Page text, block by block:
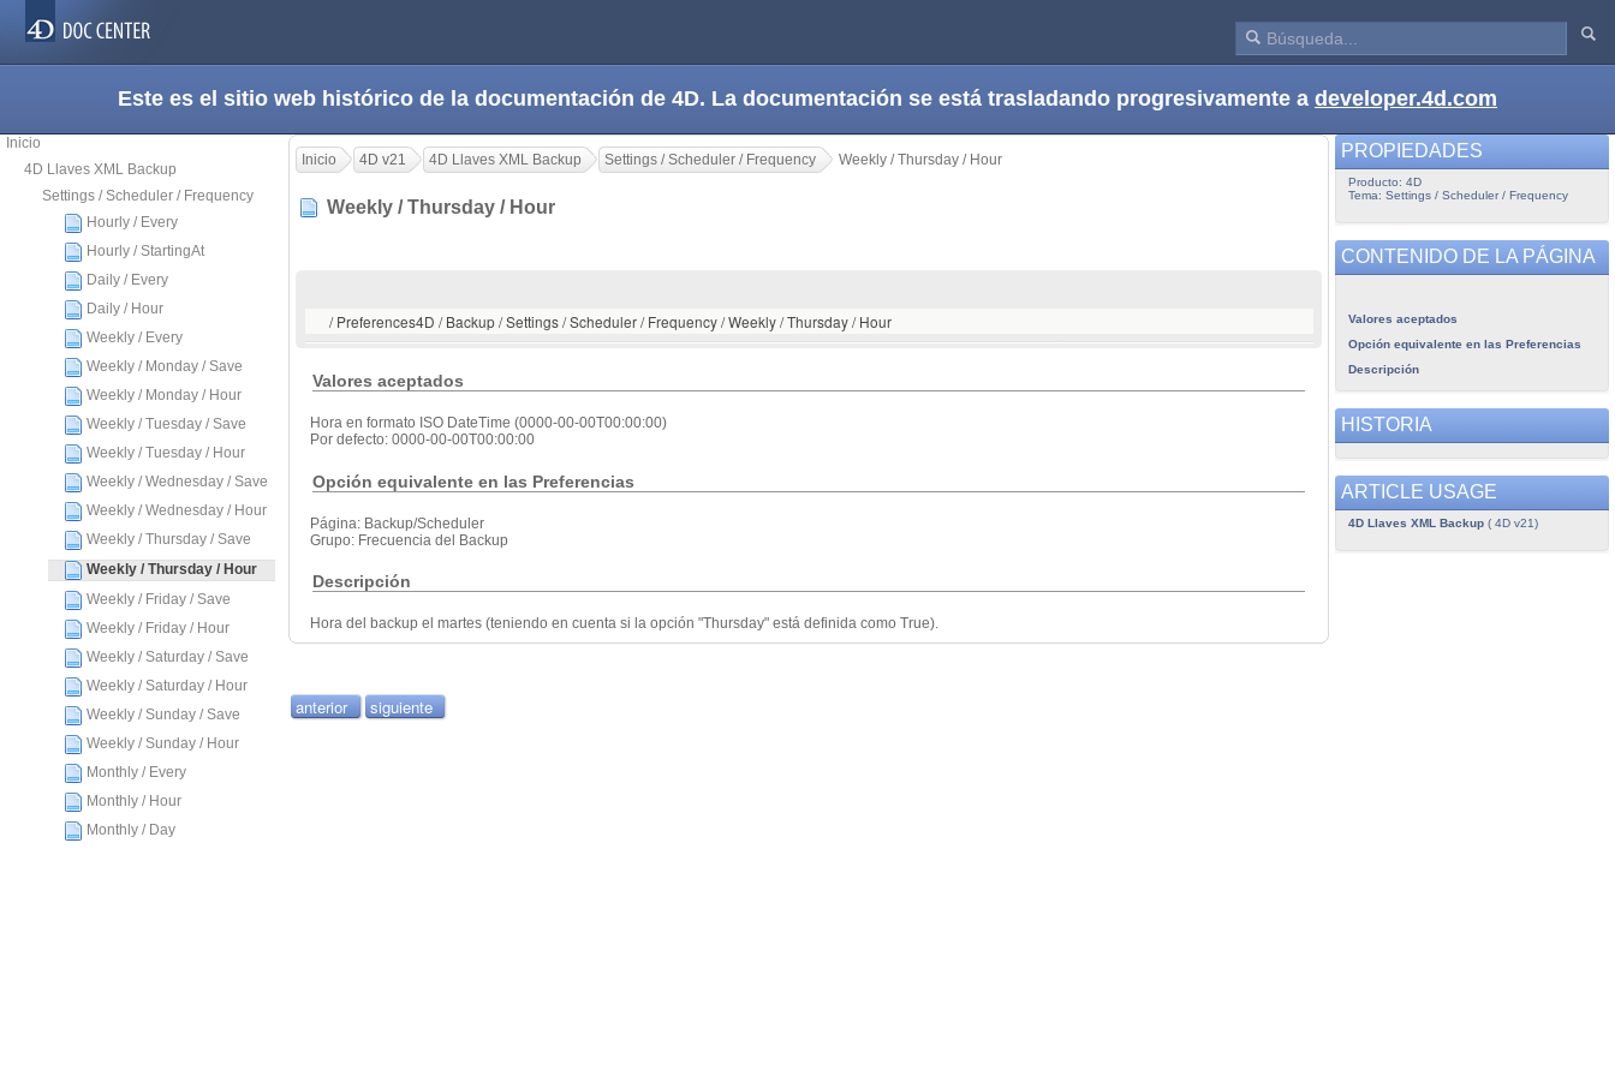
Este es el sitio web histórico de la documentación de 4D. La documentación se está trasladando progresivamente a developer.4d.com
Inicio
4D Llaves XML Backup
Settings / Scheduler / Frequency
Hourly / Every
Hourly / StartingAt
Daily / Every
Daily / Hour
Weekly / Every
Weekly / Monday / Save
Weekly / Monday / Hour
Weekly / Tuesday / Save
Weekly / Tuesday / Hour
Weekly / Wednesday / Save
Weekly / Wednesday / Hour
Weekly / Thursday / Save
Weekly / Thursday / Hour
Weekly / Friday / Save
Weekly / Friday / Hour
Weekly / Saturday / Save
Weekly / Saturday / Hour
Weekly / Sunday / Save
Weekly / Sunday / Hour
Monthly / Every
Monthly / Hour
Monthly / Day
Inicio 4D v21 4D Llaves XML Backup Settings / Scheduler / Frequency Weekly / Thursday / Hour
Weekly / Thursday / Hour
/ Preferences4D / Backup / Settings / Scheduler / Frequency / Weekly / Thursday / Hour
Valores aceptados
Hora en formato ISO DateTime (0000-00-00T00:00:00)
Por defecto: 0000-00-00T00:00:00
Opción equivalente en las Preferencias
Página: Backup/Scheduler
Grupo: Frecuencia del Backup
Descripción
Hora del backup el martes (teniendo en cuenta si la opción "Thursday" está definida como True).
anterior siguiente
PROPIEDADES
Producto: 4D
Tema: Settings / Scheduler / Frequency
CONTENIDO DE LA PÁGINA
Valores aceptados
Opción equivalente en las Preferencias
Descripción
HISTORIA
ARTICLE USAGE
4D Llaves XML Backup( 4D v21)